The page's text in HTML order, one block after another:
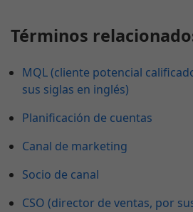
Términos
MQL (cliente potencial
sus siglas en inglés)
Planificación de cuentas
Canal de marketing
Socio de canal
CSO (director de ventas, por